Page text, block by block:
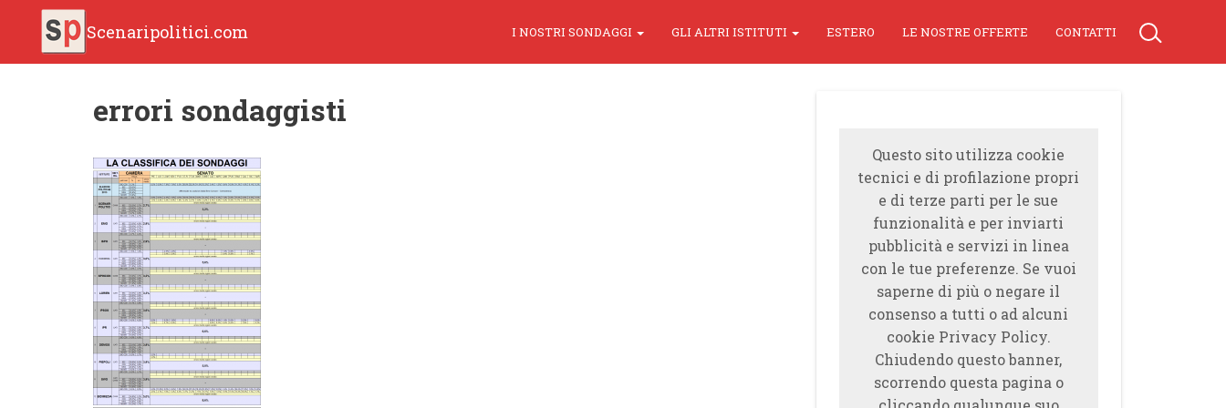
Scenaripolitici.com I NOSTRI SONDAGGI GLI ALTRI ISTITUTI ESTERO LE NOSTRE OFFERTE CONTATTI
errori sondaggisti
Questo sito utilizza cookie
tecnici e di profilazione propri
e di terze parti per le sue
funzionalità e per inviarti
pubblicità e servizi in linea
con le tue preferenze. Se vuoi
saperne di più o negare il
consenso a tutti o ad alcuni
cookie Privacy Policy.
Chiudendo questo banner,
scorrendo questa pagina o